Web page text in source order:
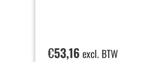
€53,16 excl. BTW